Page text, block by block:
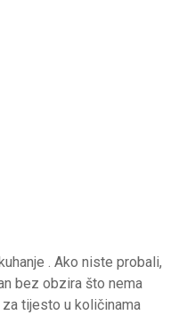
. Ako niste probali,
bez obzira što nema
tijesto u količinama